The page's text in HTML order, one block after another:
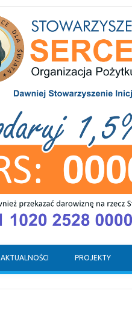
AKTUALNOŚCI PROJEKTY